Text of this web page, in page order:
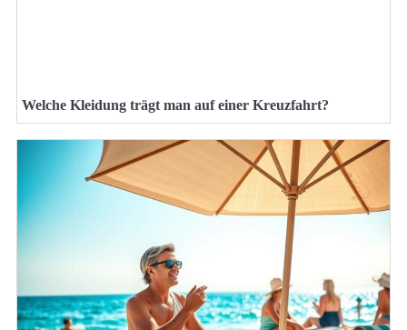
Welche Kleidung trägt man auf einer Kreuzfahrt?